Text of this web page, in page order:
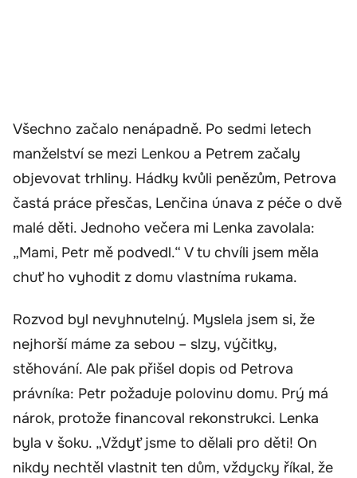
Všechno začalo nenápadně. Po sedmi letech
manželství se mezi Lenkou a Petrem začaly
objevovat trhliny. Hádky kvůli penězům, Petrova
častá práce přesčas, Lenčina únava z péče o dvě
malé děti. Jednoho večera mi Lenka zavolala:
„Mami, Petr mě podvedl.“ V tu chvíli jsem měla
chuť ho vyhodit z domu vlastníma rukama.
Rozvod byl nevyhnutelný. Myslela jsem si, že
nejhorší máme za sebou – slzy, výčitky,
stěhování. Ale pak přišel dopis od Petrova
právníka: Petr požaduje polovinu domu. Prý má
nárok, protože financoval rekonstrukci. Lenka
byla v šoku. „Vždyť jsme to dělali pro děti! On
nikdy nechtěl vlastnit ten dům, vždycky říkal, že